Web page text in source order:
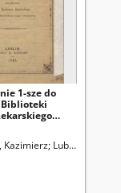
(1913-1924). Red.
1-sze do
Kazimierz Lubelskie